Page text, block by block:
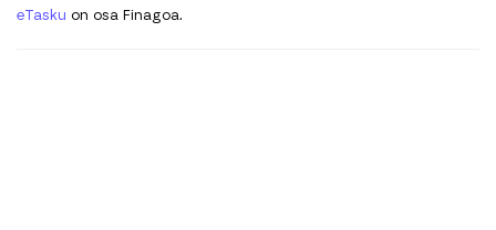
eTasku on osa Finagoa.